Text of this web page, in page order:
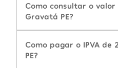
Como consultar o valor
Gravatá PE?
Como pagar o IPVA de
PE?